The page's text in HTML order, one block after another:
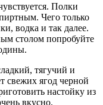
Полки
Чего только
водка и так далее.
столом попробуйте
тягучий и
свежих ягод черной
настойку из
вкусно.